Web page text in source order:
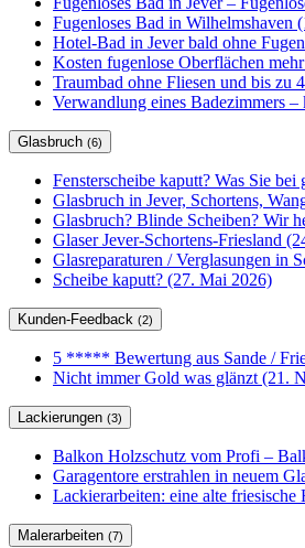
Fugenloses Bad in Wilhelmshaven
Hotel-Bad in Jever bald ohne
Kosten fugenlose Oberflächen
Traumbad ohne Fliesen und bis zu
Verwandlung eines Badezimmers
Glasbruch (6)
Fensterscheibe kaputt? Was Sie
Glasbruch in Jever, Schortens,
Glasbruch? Blinde Scheiben? Wir
Glaser Jever-Schortens-Friesland
Glasreparaturen / Verglasungen in
Scheibe kaputt? (27. Mai 2026)
Kunden-Feedback (2)
5 ***** Bewertung aus Sande /
Nicht immer Gold was glänzt (21.
Lackierungen (3)
Balkon Holzschutz vom Profi –
Garagentore erstrahlen in neuem
Lackierarbeiten: eine alte
Malerarbeiten (7)